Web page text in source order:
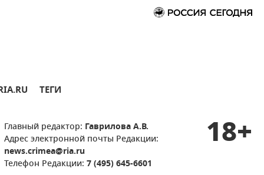
ТЕГИ
Главный редактор: Гаврилова А.В.
Адрес электронной почты Редакции:
news.crimea@ria.ru
Телефон Редакции: 7 (495) 645-6601
18+